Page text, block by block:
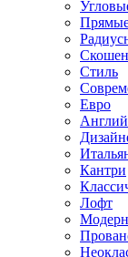
Стиль
Евро
Кантри
Лофт
Модерн